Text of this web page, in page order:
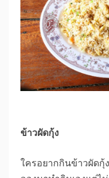
ข้าวผัดกุ้ง
ใครอยากกินข้าวผัดกุ้